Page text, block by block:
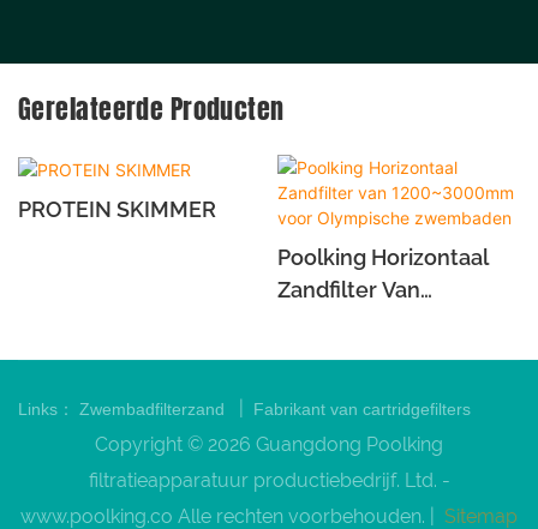
Gerelateerde Producten
PROTEIN SKIMMER
Poolking Horizontaal
Zandfilter Van
Olympische
Links： Zwembadfilterzand Fabrikant van cartridgefilters
Copyright © 2026 Guangdong Poolking
filtratieapparatuur productiebedrijf. Ltd. -
www.poolking.co Alle rechten voorbehouden. | Sitemap